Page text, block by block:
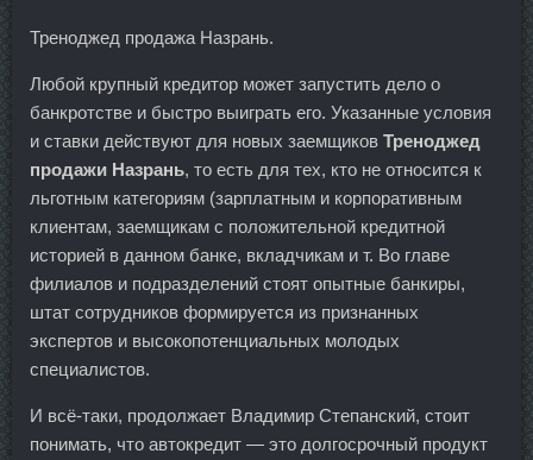
Треноджед продажа Назрань.
Любой крупный кредитор может запустить дело о
банкротстве и быстро выиграть его. Указанные условия
и ставки действуют для новых заемщиков Треноджед
продажи Назрань, то есть для тех, кто не относится к
льготным категориям (зарплатным и корпоративным
клиентам, заемщикам с положительной кредитной
историей в данном банке, вкладчикам и т. Во главе
филиалов и подразделений стоят опытные банкиры,
штат сотрудников формируется из признанных
экспертов и высокопотенциальных молодых
специалистов.
И всё-таки, продолжает Владимир Степанский, стоит
понимать, что автокредит — это долгосрочный продукт